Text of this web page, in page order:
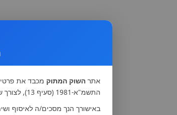
אתר השוק המתוק מכבד את
התשמ"א-1981 (סעיף 13), לצורך שיפור השירות, ביצוע הזמנות ותקשורת עמך.
באישורך הנך מסכים/ה לאיסוף